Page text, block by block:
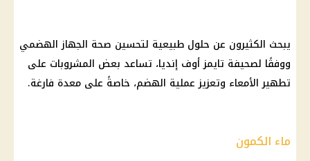
يبحث الكثيرون عن حلول طبيعية لتحسين صحة الجهاز الهضمي
ووفقًا لصحيفة تايمز أوف إنديا، تساعد بعض المشروبات على
تطهير الأمعاء وتعزيز عملية الهضم، خاصةً على معدة فارغة.
ماء الكمون